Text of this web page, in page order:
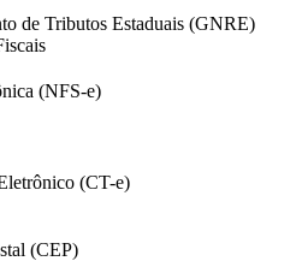
de Tributos Estaduais (GNRE)
(NFS-e)
(CT-e)
(CEP)